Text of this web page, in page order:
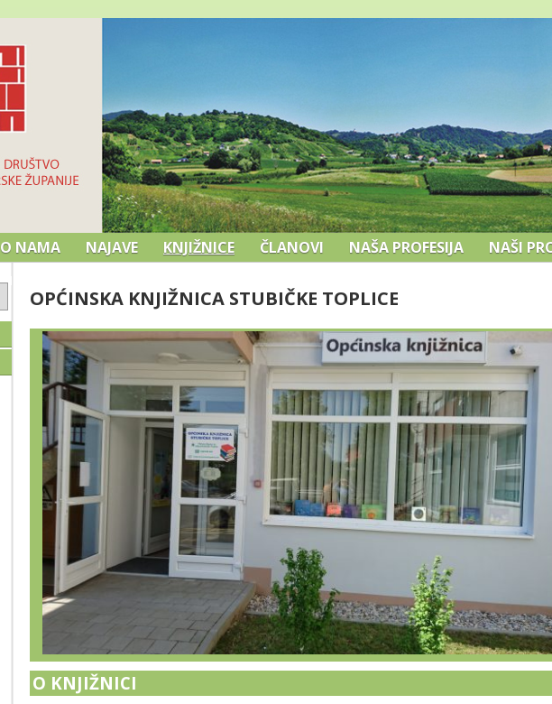
O NAMA NAJAVE KNJIŽNICE ČLANOVI NAŠA PROFESIJA NAŠI
OPĆINSKA KNJIŽNICA STUBIČKE TOPLICE
O KNJIŽNICI